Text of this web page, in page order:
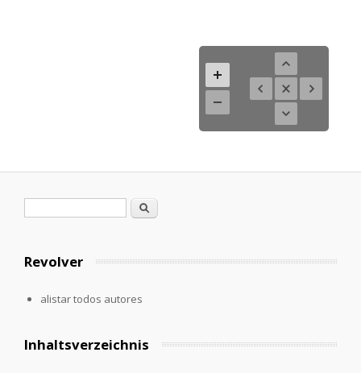
Formulario de búsqueda
Buscar
Revolver
alistar todos autores
Inhaltsverzeichnis